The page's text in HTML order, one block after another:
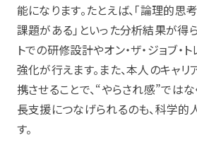
能になります。たとえば、「論理的
課題がある」といった分析結果が得
トでの研修設計やオン・ザ・ジョブ・
強化が行えます。また、本人のキャ
携させることで、“やらされ感”では
長支援につなげられるのも、科学的
す。